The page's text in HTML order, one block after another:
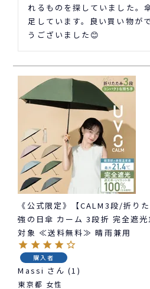
れるものを探していました。
足しています。良い買い物が
うございました😊
《公式限定》【CALM3段/折り
強の日傘 カーム 3段折 完全遮
対象 ≪送料無料≫ 晴雨兼用
購入者
Massi 1
東京都 女性